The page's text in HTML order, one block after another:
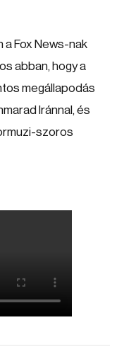
a Fox News-nak
abban, hogy a
megállapodás
Iránnal, és
szoros